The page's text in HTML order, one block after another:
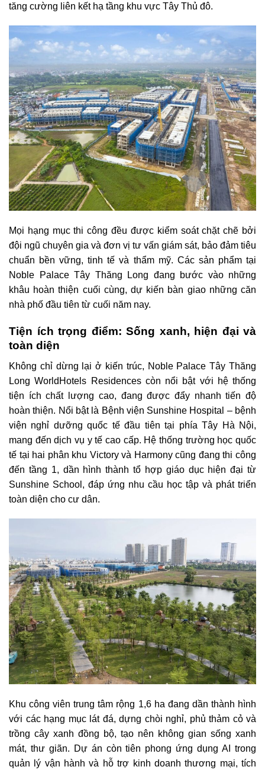
tăng cường liên kết hạ tầng khu vực Tây Thủ đô.
Mọi hạng mục thi công đều được kiểm soát chặt chẽ bởi
đội ngũ chuyên gia và đơn vị tư vấn giám sát, bảo đảm tiêu
chuẩn bền vững, tinh tế và thẩm mỹ. Các sản phẩm tại
Noble Palace Tây Thăng Long đang bước vào những
khâu hoàn thiện cuối cùng, dự kiến bàn giao những căn
nhà phố đầu tiên từ cuối năm nay.
Tiện ích trọng điểm: Sống xanh, hiện đại và
toàn diện
Không chỉ dừng lại ở kiến trúc, Noble Palace Tây Thăng
Long WorldHotels Residences còn nổi bật với hệ thống
tiện ích chất lượng cao, đang được đẩy nhanh tiến độ
hoàn thiện. Nổi bật là Bệnh viện Sunshine Hospital – bệnh
viện nghỉ dưỡng quốc tế đầu tiên tại phía Tây Hà Nội,
mang đến dịch vụ y tế cao cấp. Hệ thống trường học quốc
tế tại hai phân khu Victory và Harmony cũng đang thi công
đến tầng 1, dần hình thành tổ hợp giáo dục hiện đại từ
Sunshine School, đáp ứng nhu cầu học tập và phát triển
toàn diện cho cư dân.
Khu công viên trung tâm rộng 1,6 ha đang dần thành hình
với các hạng mục lát đá, dựng chòi nghỉ, phủ thảm cỏ và
trồng cây xanh đồng bộ, tạo nên không gian sống xanh
mát, thư giãn. Dự án còn tiên phong ứng dụng AI trong
quản lý vận hành và hỗ trợ kinh doanh thương mại, tích